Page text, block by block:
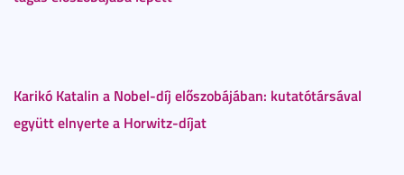
Karikó Katalin a Nobel-díj előszobájában: kutatótársával
együtt elnyerte a Horwitz-díjat